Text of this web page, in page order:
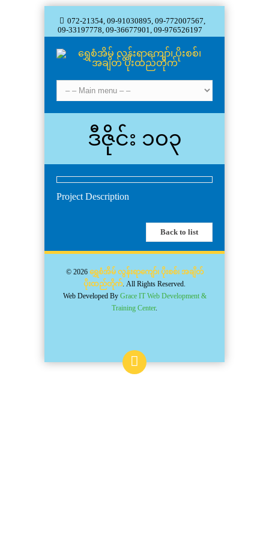
072-21354, 09-91030895, 09-772007567,
09-33197778, 09-36677901, 09-976526197
ဒီဇိုင်း ၁၀၃
Project Description
Back to list
© 2026 ရွှေစံအိမ် လွန်းရာကျော်၊ ပိုးစစ်၊ အချိတ်
ပိုးထည်တိုက်. All Rights Reserved.
Web Developed By Grace IT Web Development &
Training Center.